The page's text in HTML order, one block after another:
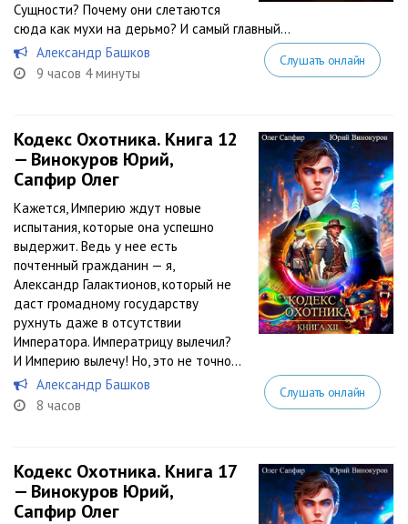
Сущности? Почему они слетаются
сюда как мухи на дерьмо? И самый главный...
Александр Башков
9 часов 4 минуты
Слушать онлайн
Кодекс Охотника. Книга 12
— Винокуров Юрий,
Сапфир Олег
Кажется, Империю ждут новые
испытания, которые она успешно
выдержит. Ведь у нее есть
почтенный гражданин — я,
Александр Галактионов, который не
даст громадному государству
рухнуть даже в отсутствии
Императора. Императрицу вылечил?
И Империю вылечу! Но, это не точно…
Александр Башков
8 часов
Слушать онлайн
Кодекс Охотника. Книга 17
— Винокуров Юрий,
Сапфир Олег